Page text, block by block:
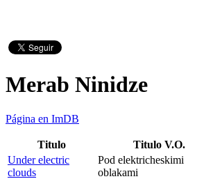
Merab Ninidze
Página en ImDB
Titulo Titulo V.O.
Under electric
clouds
Pod elektricheskimi
oblakami